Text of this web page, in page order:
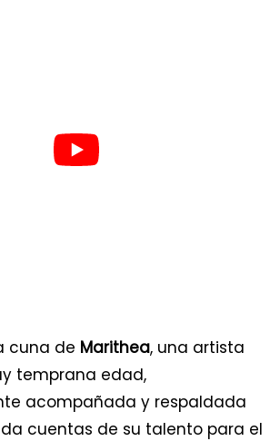
cuna de Marithea, una artista
temprana edad,
acompañada y respaldada
cuentas de su talento para el